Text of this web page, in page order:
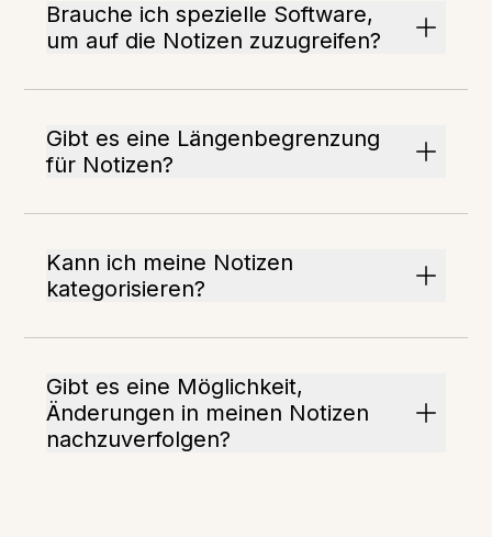
Brauche ich spezielle Software,
um auf die Notizen zuzugreifen?
Gibt es eine Längenbegrenzung
für Notizen?
Kann ich meine Notizen
kategorisieren?
Gibt es eine Möglichkeit,
Änderungen in meinen Notizen
nachzuverfolgen?